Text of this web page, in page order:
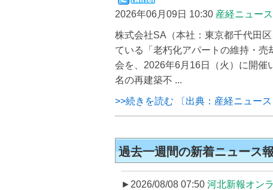
2026年06月09日 10:30 産経ニュース
株式会社SA（本社：東京都千代田
ている「老朽化アパートの維持・
会を、2026年6月16日（火）に開催
名の再建築不 ...
>>続きを読む 〔出典：産経ニュース
過去一週間の新着ニュース
►2026/08/08 07:50 河北新報オン